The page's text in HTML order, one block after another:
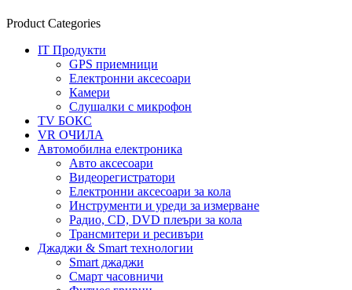
Product Categories
IT Продукти
GPS приемници
Електронни аксесоари
Камери
Слушалки с микрофон
TV БОКС
VR ОЧИЛА
Автомобилна електроника
Авто аксесоари
Видеорегистратори
Електронни аксесоари за кола
Инструменти и уреди за измерване
Радио, CD, DVD плеъри за кола
Трансмитери и ресивъри
Джаджи & Smart технологии
Smart джаджи
Смарт часовничи